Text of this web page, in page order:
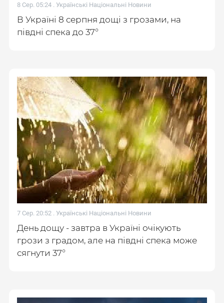
8 Сер. 05:24 . Українські Національні Новини
В Україні 8 серпня дощі з грозами, на
півдні спека до 37°
7 Сер. 20:52 . Українські Національні Новини
День дощу - завтра в Україні очікують
грози з градом, але на півдні спека може
сягнути 37°